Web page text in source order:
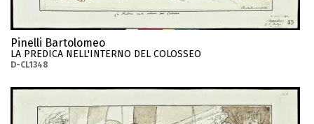
Pinelli Bartolomeo
LA PREDICA NELL'INTERNO DEL COLOSSEO
D-CL1348